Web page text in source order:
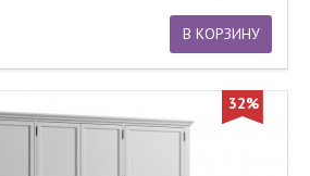
В КОРЗИНУ
32%